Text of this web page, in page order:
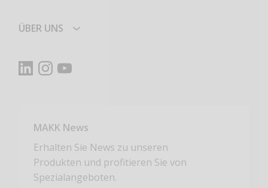
ÜBER UNS
MAKK News
Erhalten Sie News zu unseren
Produkten und profitieren Sie von
Spezialangeboten.